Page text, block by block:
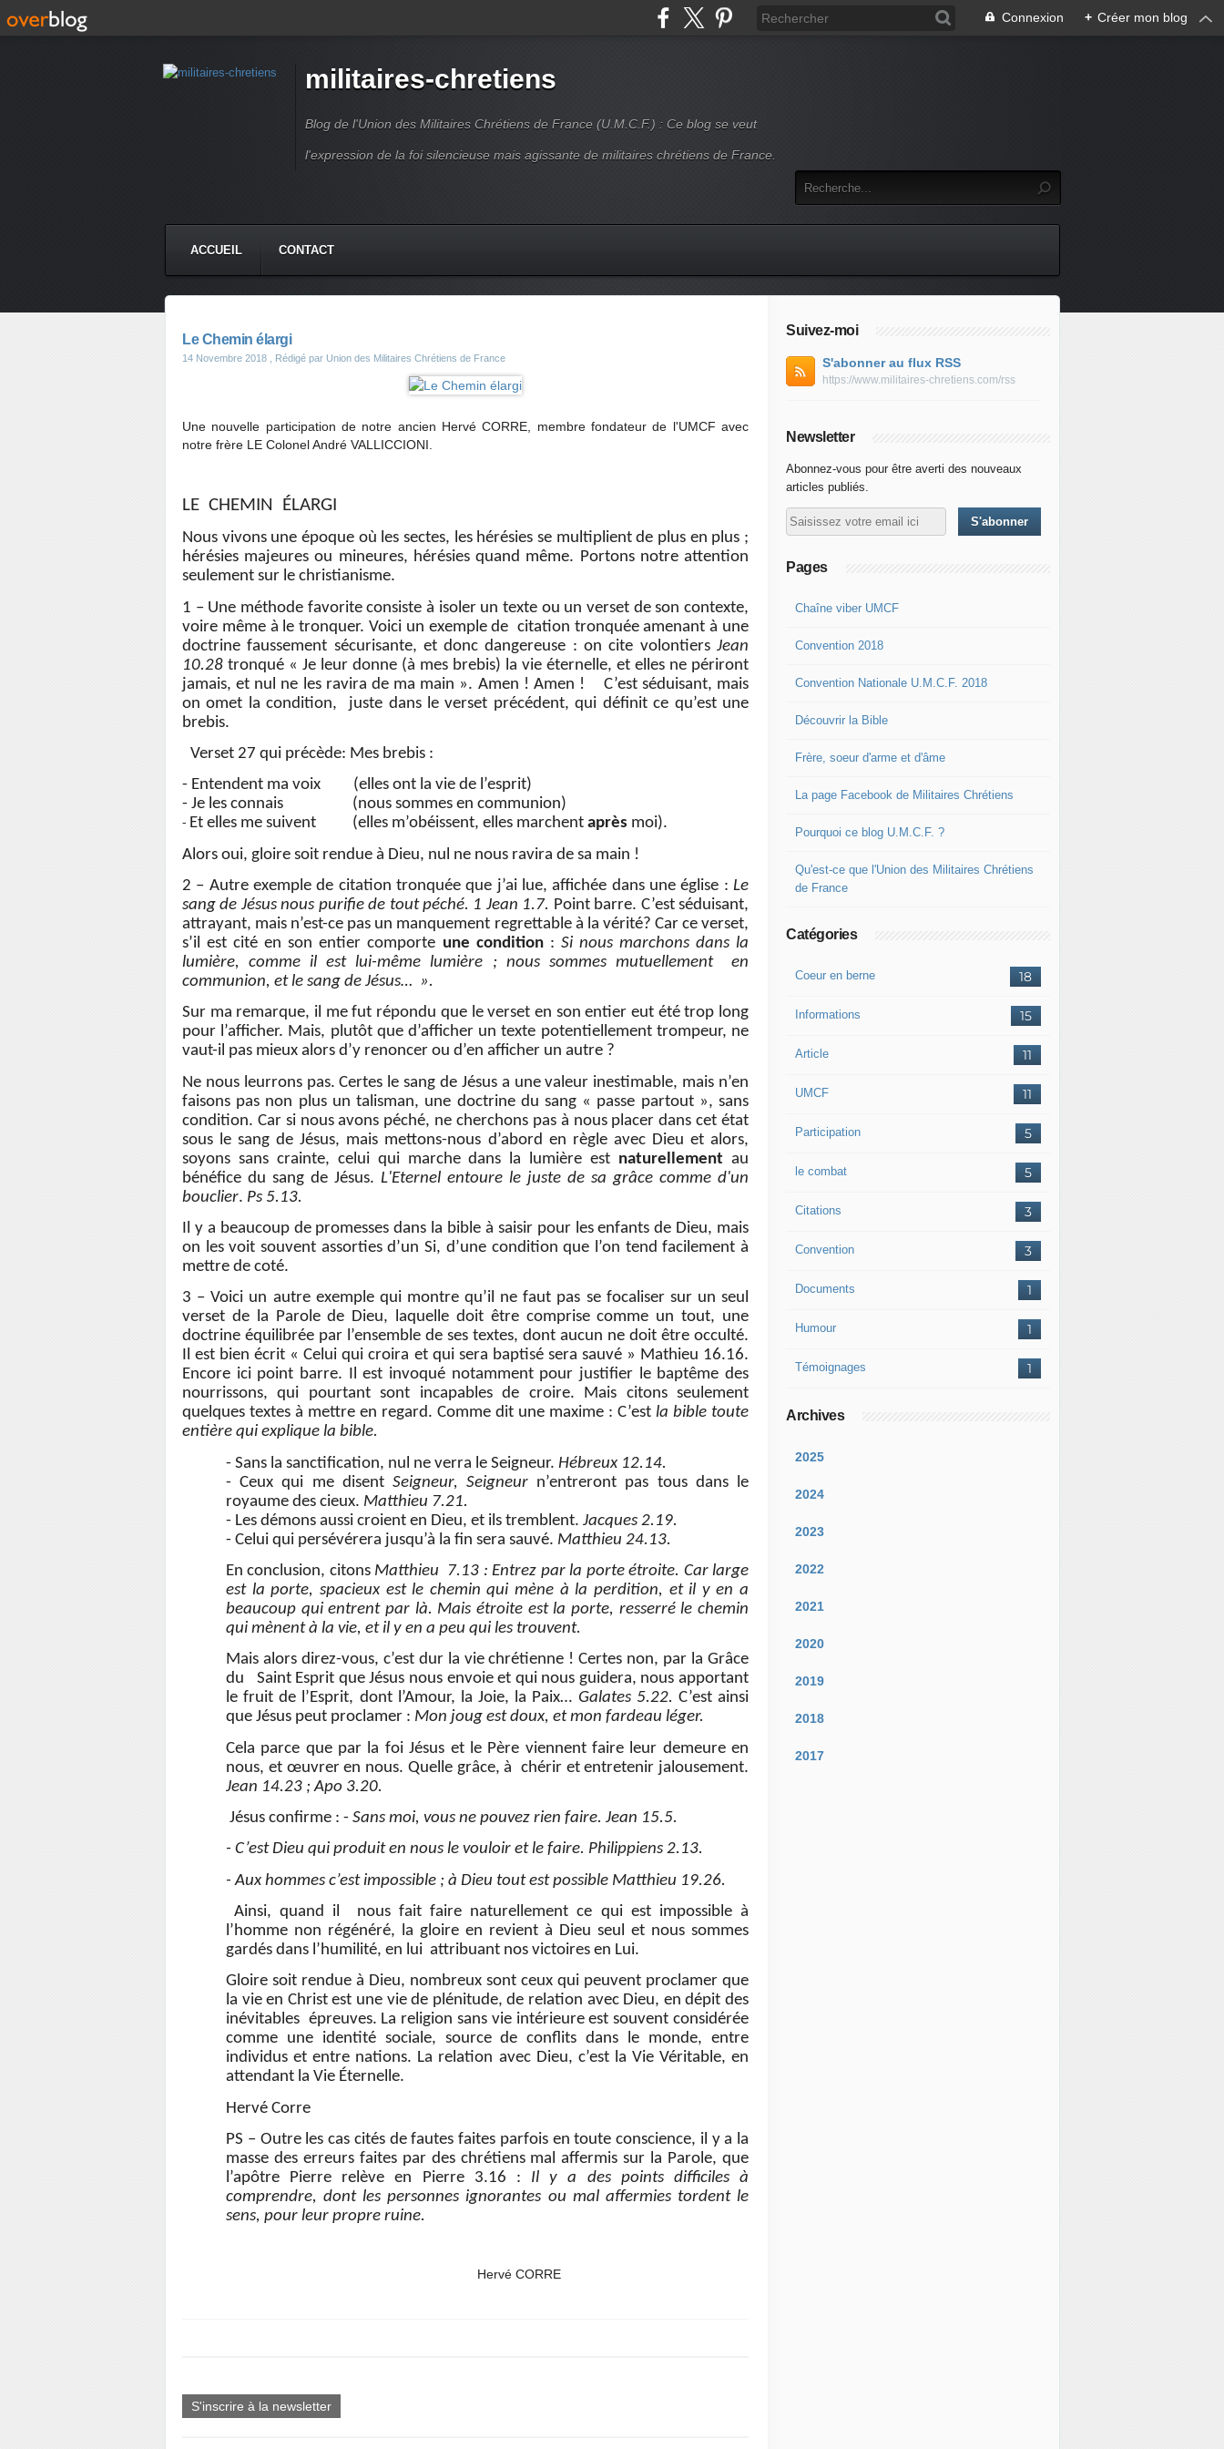
Connexion + Créer mon blog
militaires-chretiens
Blog de l'Union des Militaires Chrétiens de France (U.M.C.F.) : Ce blog se veut
l'expression de la foi silencieuse mais agissante de militaires chrétiens de France.
ACCUEIL CONTACT
Le Chemin élargi
14 Novembre 2018 , Rédigé par Union des Militaires Chrétiens de France
Une nouvelle participation de notre ancien Hervé CORRE, membre fondateur de l'UMCF avec
notre frère LE Colonel André VALLICCIONI.
LE CHEMIN ÉLARGI
Nous vivons une époque où les sectes, les hérésies se multiplient de plus en plus ;
hérésies majeures ou mineures, hérésies quand même. Portons notre attention
seulement sur le christianisme.
1 – Une méthode favorite consiste à isoler un texte ou un verset de son contexte,
voire même à le tronquer. Voici un exemple de citation tronquée amenant à une
doctrine faussement sécurisante, et donc dangereuse : on cite volontiers Jean
10.28 tronqué « Je leur donne (à mes brebis) la vie éternelle, et elles ne périront
jamais, et nul ne les ravira de ma main ». Amen ! Amen ! C’est séduisant, mais
on omet la condition, juste dans le verset précédent, qui définit ce qu’est une
brebis.
Verset 27 qui précède: Mes brebis :
- Entendent ma voix (elles ont la vie de l’esprit)
- Je les connais (nous sommes en communion)
- Et elles me suivent (elles m’obéissent, elles marchent après moi).
Alors oui, gloire soit rendue à Dieu, nul ne nous ravira de sa main !
2 – Autre exemple de citation tronquée que j’ai lue, affichée dans une église : Le
sang de Jésus nous purifie de tout péché. 1 Jean 1.7. Point barre. C’est séduisant,
attrayant, mais n’est-ce pas un manquement regrettable à la vérité? Car ce verset,
s’il est cité en son entier comporte une condition: Si nous marchons dans la
lumière, comme il est lui-même lumière ; nous sommes mutuellement en
communion, et le sang de Jésus… ».
Sur ma remarque, il me fut répondu que le verset en son entier eut été trop long
pour l’afficher. Mais, plutôt que d’afficher un texte potentiellement trompeur, ne
vaut-il pas mieux alors d’y renoncer ou d’en afficher un autre ?
Ne nous leurrons pas. Certes le sang de Jésus a une valeur inestimable, mais n’en
faisons pas non plus un talisman, une doctrine du sang « passe partout », sans
condition. Car si nous avons péché, ne cherchons pas à nous placer dans cet état
sous le sang de Jésus, mais mettons-nous d’abord en règle avec Dieu et alors,
soyons sans crainte, celui qui marche dans la lumière est naturellement au
bénéfice du sang de Jésus. L'Eternel entoure le juste de sa grâce comme d'un
bouclier. Ps 5.13.
Il y a beaucoup de promesses dans la bible à saisir pour les enfants de Dieu, mais
on les voit souvent assorties d’un Si, d’une condition que l’on tend facilement à
mettre de coté.
3 – Voici un autre exemple qui montre qu’il ne faut pas se focaliser sur un seul
verset de la Parole de Dieu, laquelle doit être comprise comme un tout, une
doctrine équilibrée par l’ensemble de ses textes, dont aucun ne doit être occulté.
Il est bien écrit « Celui qui croira et qui sera baptisé sera sauvé » Mathieu 16.16.
Encore ici point barre. Il est invoqué notamment pour justifier le baptême des
nourrissons, qui pourtant sont incapables de croire. Mais citons seulement
quelques textes à mettre en regard. Comme dit une maxime : C’est la bible toute
entière qui explique la bible.
- Sans la sanctification, nul ne verra le Seigneur. Hébreux 12.14.
- Ceux qui me disent Seigneur, Seigneur n’entreront pas tous dans le
royaume des cieux. Matthieu 7.21.
- Les démons aussi croient en Dieu, et ils tremblent. Jacques 2.19.
- Celui qui persévérera jusqu’à la fin sera sauvé. Matthieu 24.13.
En conclusion, citonsMatthieu 7.13 : Entrez par la porte étroite. Car large
est la porte, spacieux est le chemin qui mène à la perdition, et il y en a
beaucoup qui entrent par là. Mais étroite est la porte, resserré le chemin
qui mènent à la vie, et il y en a peu qui les trouvent.
Mais alors direz-vous, c’est dur la vie chrétienne ! Certes non, par la Grâce
du Saint Esprit que Jésus nous envoie et qui nous guidera, nous apportant
le fruit de l’Esprit, dont l’Amour, la Joie, la Paix… Galates 5.22. C’est ainsi
que Jésus peut proclamer : Mon joug est doux, et mon fardeau léger.
Cela parce que par la foi Jésus et le Père viennent faire leur demeure en
nous, et œuvrer en nous. Quelle grâce, à chérir et entretenir jalousement.
Jean 14.23 ; Apo 3.20.
Jésus confirme : - Sans moi, vous ne pouvez rien faire. Jean 15.5.
- C’est Dieu qui produit en nous le vouloir et le faire. Philippiens 2.13.
- Aux hommes c’est impossible ; à Dieu tout est possible Matthieu 19.26.
Ainsi, quand il nous fait faire naturellement ce qui est impossible à
l’homme non régénéré, la gloire en revient à Dieu seul et nous sommes
gardés dans l’humilité, en lui attribuant nos victoires en Lui.
Gloire soit rendue à Dieu, nombreux sont ceux qui peuvent proclamer que
la vie en Christ est une vie de plénitude, de relation avec Dieu, en dépit des
inévitables épreuves. La religion sans vie intérieure est souvent considérée
comme une identité sociale, source de conflits dans le monde, entre
individus et entre nations. La relation avec Dieu, c’est la Vie Véritable, en
attendant la Vie Éternelle.
Hervé Corre
PS – Outre les cas cités de fautes faites parfois en toute conscience, il y a la
masse des erreurs faites par des chrétiens mal affermis sur la Parole, que
l’apôtre Pierre relève en Pierre 3.16 : Il y a des points difficiles à
comprendre, dont les personnes ignorantes ou mal affermies tordent le
sens, pour leur propre ruine.
Hervé CORRE
S'inscrire à la newsletter
Suivez-moi
S'abonner au flux RSS
https://www.militaires-chretiens.com/rss
Newsletter
Abonnez-vous pour être averti des nouveaux
articles publiés.
Pages
Chaîne viber UMCF
Convention 2018
Convention Nationale U.M.C.F. 2018
Découvrir la Bible
Frère, soeur d'arme et d'âme
La page Facebook de Militaires Chrétiens
Pourquoi ce blog U.M.C.F. ?
Qu'est-ce que l'Union des Militaires Chrétiens
de France
Catégories
18
Coeur en berne
15
Informations
11
Article
11
UMCF
5
Participation
5
le combat
3
Citations
3
Convention
1
Documents
1
Humour
1
Témoignages
Archives
2025
2024
2023
2022
2021
2020
2019
2018
2017